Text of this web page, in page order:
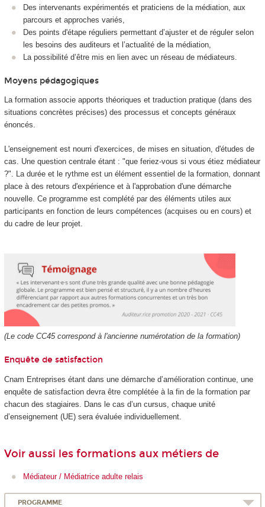
Des intervenants expérimentés et praticiens de la médiation, aux
parcours et approches variés,
Des points d'étape réguliers permettant d’ajuster et de réguler selon
les besoins des auditeurs et l’actualité de la médiation,
La possibilité d’être mis en lien avec un réseau de médiateurs.
Moyens pédagogiques
La formation associe apports théoriques et traduction pratique (dans des
situations concrètes précises) des processus et concepts généraux
énoncés.
L'enseignement est nourri d'exercices, de mises en situation, d'études de
cas. Une question centrale étant : "que feriez-vous si vous étiez médiateur
?". La durée et le rythme est un élément essentiel de la formation, donnant
place à des retours d'expérience et à l'approbation d'une démarche
nouvelle. Ce programme est complété par des éléments utiles aux
participants en fonction de leurs compétences (acquises ou en cours) et
du cadre de leur projet.
(Le code CC45 correspond à l'ancienne numérotation de la formation)
Enquête de satisfaction
Cnam Entreprises étant dans une démarche d’amélioration continue, une
enquête de satisfaction devra être complétée à la fin de la formation par
chacun des stagiaires. Dans le cas d’un cursus, chaque unité
d’enseignement (UE) sera évaluée individuellement.
Voir aussi les formations aux métiers de
Médiateur / Médiatrice adulte relais
PROGRAMME